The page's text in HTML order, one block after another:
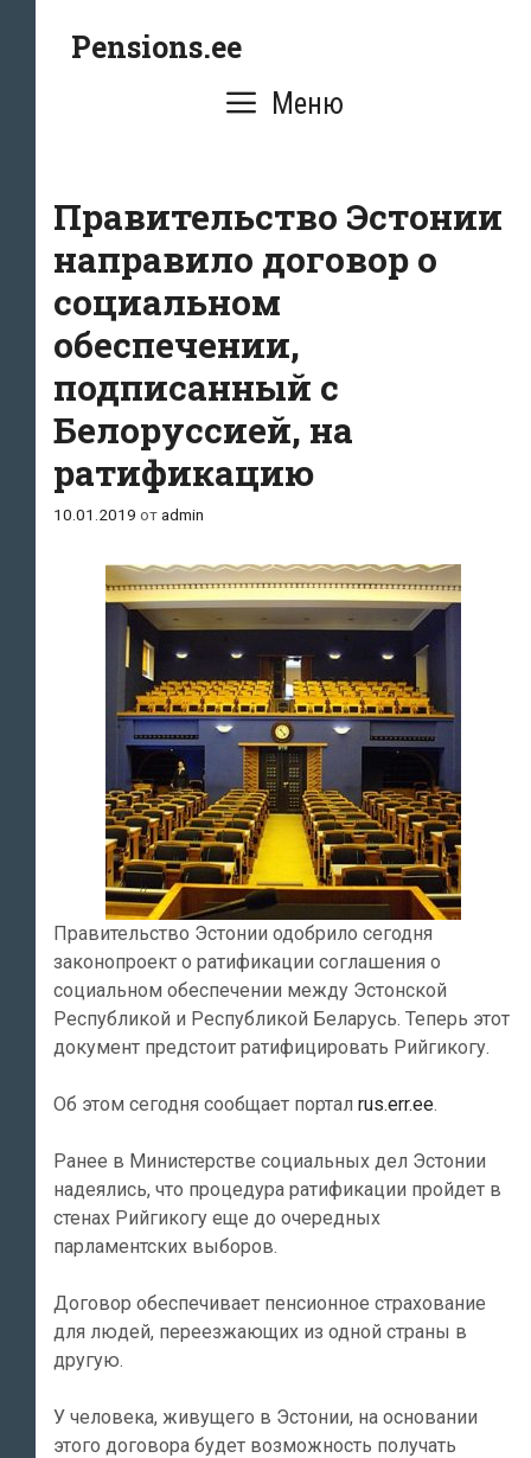
Pensions.ee
Меню
Правительство Эстонии
направило договор о
социальном
обеспечении,
подписанный с
Белоруссией, на
ратификацию
10.01.2019 отadmin
Правительство Эстонии одобрило сегодня
законопроект о ратификации соглашения о
социальном обеспечении между Эстонской
Республикой и Республикой Беларусь. Теперь этот
документ предстоит ратифицировать Рийгикогу.
Об этом сегодня сообщает портал rus.err.ee.
Ранее в Министерстве социальных дел Эстонии
надеялись, что процедура ратификации пройдет в
стенах Рийгикогу еще до очередных
парламентских выборов.
Договор обеспечивает пенсионное страхование
для людей, переезжающих из одной страны в
другую.
У человека, живущего в Эстонии, на основании
этого договора будет возможность получать